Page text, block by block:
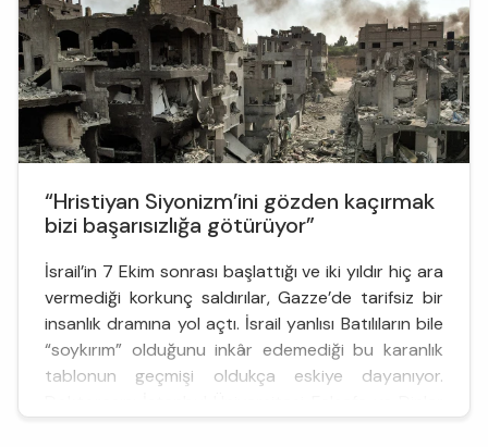
“Hristiyan Siyonizm’ini gözden kaçırmak
bizi başarısızlığa götürüyor”
İsrail’in 7 Ekim sonrası başlattığı ve iki yıldır hiç ara
vermediği korkunç saldırılar, Gazze’de tarifsiz bir
insanlık dramına yol açtı. İsrail yanlısı Batılıların bile
“soykırım” olduğunu inkâr edemediği bu karanlık
tablonun geçmişi oldukça eskiye dayanıyor.